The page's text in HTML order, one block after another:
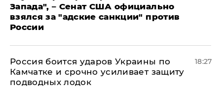
Запада", – Сенат США официально
взялся за "адские санкции" против
России
Россия боится ударов Украины по
Камчатке и срочно усиливает защиту
подводных лодок
18:27